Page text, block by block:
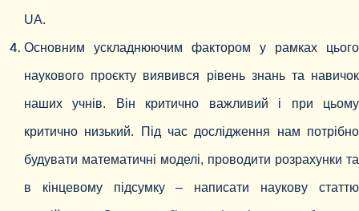
UA.
Основним ускладнюючим фактором у рамках цього
наукового проєкту виявився рівень знань та навичок
наших учнів. Він критично важливий і при цьому
критично низький. Під час дослідження нам потрібно
будувати математичні моделі, проводити розрахунки та
в кінцевому підсумку – написати наукову статтю